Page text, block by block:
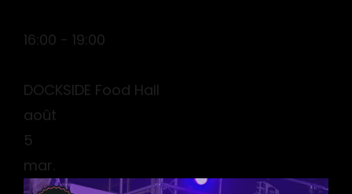
16:00 - 19:00
DOCKSIDE Food Hall
août
5
mar.